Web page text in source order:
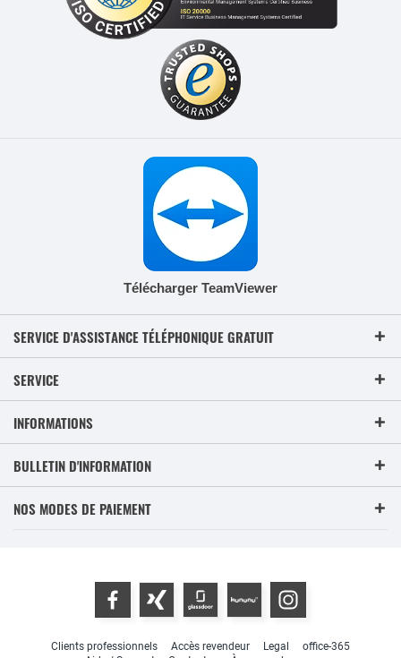
Télécharger TeamViewer
SERVICE D'ASSISTANCE TÉLÉPHONIQUE GRATUIT
SERVICE
INFORMATIONS
BULLETIN D'INFORMATION
NOS MODES DE PAIEMENT
Clients professionnels Accès revendeur Legal
office-365